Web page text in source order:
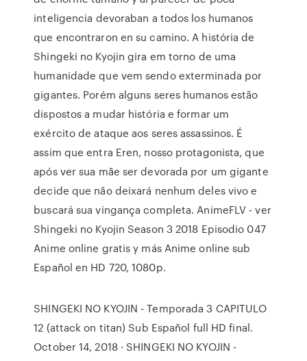
inteligencia devoraban a todos los humanos
que encontraron en su camino. A história de
Shingeki no Kyojin gira em torno de uma
humanidade que vem sendo exterminada por
gigantes. Porém alguns seres humanos estão
dispostos a mudar história e formar um
exército de ataque aos seres assassinos. É
assim que entra Eren, nosso protagonista, que
após ver sua mãe ser devorada por um gigante
decide que não deixará nenhum deles vivo e
buscará sua vingança completa. AnimeFLV - ver
Shingeki no Kyojin Season 3 2018 Episodio 047
Anime online gratis y más Anime online sub
Español en HD 720, 1080p.
SHINGEKI NO KYOJIN - Temporada 3 CAPITULO
12 (attack on titan) Sub Español full HD final.
October 14, 2018 · SHINGEKI NO KYOJIN -